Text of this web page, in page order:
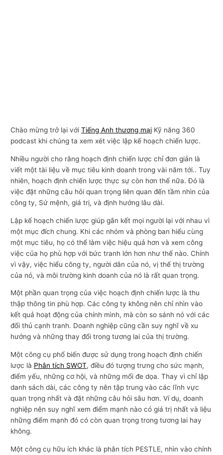
Chào mừng trở lại vớiTiếng Anh thương mại Kỹ năng 360
podcast khi chúng ta xem xét việc lập kế hoạch chiến lược.
Nhiều người cho rằng hoạch định chiến lược chỉ đơn giản là
viết một tài liệu về mục tiêu kinh doanh trong vài năm tới.. Tuy
nhiên, hoạch định chiến lược thực sự còn hơn thế nữa. Đó là
việc đặt những câu hỏi quan trọng liên quan đến tầm nhìn của
công ty, Sứ mệnh, giá trị, và định hướng lâu dài.
Lập kế hoạch chiến lược giúp gắn kết mọi người lại với nhau vì
một mục đích chung. Khi các nhóm và phòng ban hiểu cùng
một mục tiêu, họ có thể làm việc hiệu quả hơn và xem công
việc của họ phù hợp với bức tranh lớn hơn như thế nào. Chính
vì vậy, việc hiểu công ty, người dân của nó, vị thế thị trường
của nó, và môi trường kinh doanh của nó là rất quan trọng.
Một phần quan trọng của việc hoạch định chiến lược là thu
thập thông tin phù hợp. Các công ty không nên chỉ nhìn vào
kết quả hoạt động của chính mình, mà còn so sánh nó với các
đối thủ cạnh tranh. Doanh nghiệp cũng cần suy nghĩ về xu
hướng và những thay đổi trong tương lai của thị trường.
Một công cụ phổ biến được sử dụng trong hoạch định chiến
lược là Phân tích SWOT, điều đó tượng trưng cho sức mạnh,
điểm yếu, những cơ hội, và những mối đe dọa. Thay vì chỉ lập
danh sách dài, các công ty nên tập trung vào các lĩnh vực
quan trọng nhất và đặt những câu hỏi sâu hơn. Ví dụ, doanh
nghiệp nên suy nghĩ xem điểm mạnh nào có giá trị nhất và liệu
những điểm mạnh đó có còn quan trọng trong tương lai hay
không.
Một công cụ hữu ích khác là phân tích PESTLE, nhìn vào chính